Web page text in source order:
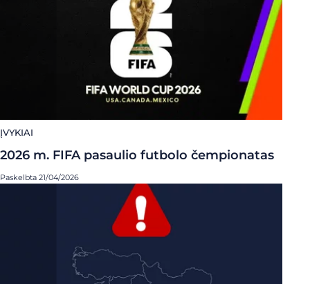
ĮVYKIAI
2026 m. FIFA pasaulio futbolo čempionatas
Paskelbta 21/04/2026